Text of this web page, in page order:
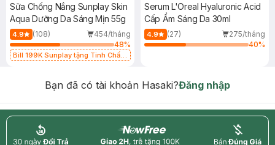
Sữa Chống Nắng Sunplay Skin
Aqua Dưỡng Da Sáng Mịn 55g
4.9 (108)
454/tháng
48%
Bill 199K Sunplay tặng Tinh Chất
Serum L'Oreal Hyaluronic Acid
Cấp Ẩm Sáng Da 30ml
4.9 (27)
275/tháng
40%
Bạn đã có tài khoản Hasaki?Đăng nhập